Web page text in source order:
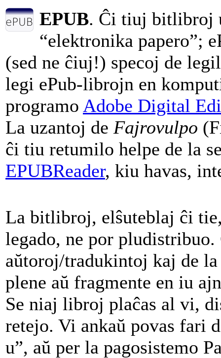
EPUB. Ĉi tiuj bitlibroj
“elektronika papero”;
(sed ne ĉiuj!) specoj de
legi ePub-librojn en
programo Adobe Digital
La uzantoj de Fajrovulpo
ĉi tiu retumilo helpe de la
EPUBReader, kiu havas,
La bitlibroj, elŝuteblaj ĉi
legado, ne por pludistribuo.
aŭtoroj/tradukintoj kaj de
plene aŭ fragmente en iu
Se niaj libroj plaĉas al vi,
retejo. Vi ankaŭ povas fari
u”, aŭ per la pagosistemo